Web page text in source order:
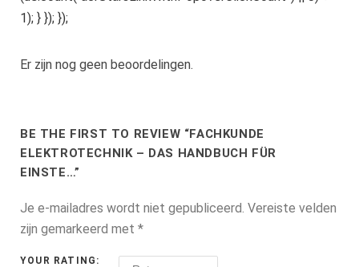
1); } }); });
Er zijn nog geen beoordelingen.
BE THE FIRST TO REVIEW “FACHKUNDE
ELEKTROTECHNIK – DAS HANDBUCH FÜR
EINSTE…”
Je e-mailadres wordt niet gepubliceerd. Vereiste velden
zijn gemarkeerd met *
YOUR RATING: